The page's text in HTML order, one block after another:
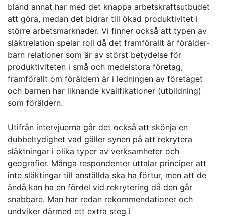
bland annat har med det knappa arbetskraftsutbudet
att göra, medan det bidrar till ökad produktivitet i
större arbetsmarknader. Vi finner också att typen av
släktrelation spelar roll då det framförallt är förälder-
barn relationer som är av störst betydelse för
produktiviteten i små och medelstora företag,
framförallt om föräldern är i ledningen av företaget
och barnen har liknande kvalifikationer (utbildning)
som föräldern.
Utifrån intervjuerna går det också att skönja en
dubbeltydighet vad gäller synen på att rekrytera
släktningar i olika typer av verksamheter och
geografier. Många respondenter uttalar principer att
inte släktingar till anställda ska ha förtur, men att de
ändå kan ha en fördel vid rekrytering då den går
snabbare. Man har redan rekommendationer och
undviker därmed ett extra steg i